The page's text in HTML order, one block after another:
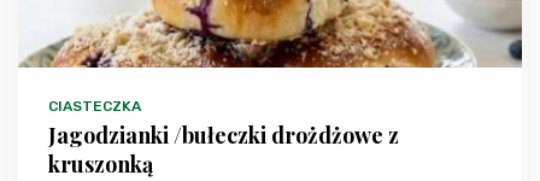
CIASTECZKA
Jagodzianki /bułeczki drożdżowe z
kruszonką